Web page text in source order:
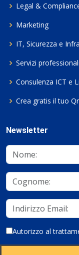
Legal &
Marketing
IT, Sicurezza e
Servizi
Consulenza ICT e
Crea gratis il tuo
Newsletter
Autorizzo al